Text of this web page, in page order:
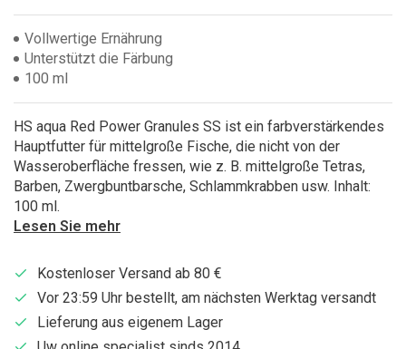
Vollwertige Ernährung
Unterstützt die Färbung
100 ml
HS aqua Red Power Granules SS ist ein farbverstärkendes
Hauptfutter für mittelgroße Fische, die nicht von der
Wasseroberfläche fressen, wie z. B. mittelgroße Tetras,
Barben, Zwergbuntbarsche, Schlammkrabben usw. Inhalt:
100 ml.
Lesen Sie mehr
Kostenloser Versand ab 80 €
Vor 23:59 Uhr bestellt, am nächsten Werktag versandt
Lieferung aus eigenem Lager